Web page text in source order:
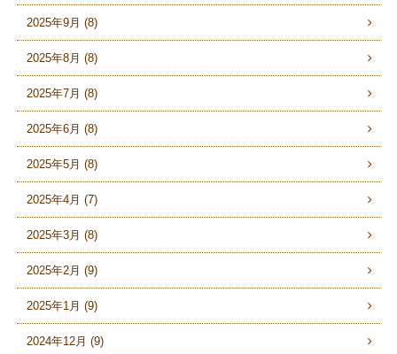
2025年9月 (8)
2025年8月 (8)
2025年7月 (8)
2025年6月 (8)
2025年5月 (8)
2025年4月 (7)
2025年3月 (8)
2025年2月 (9)
2025年1月 (9)
2024年12月 (9)